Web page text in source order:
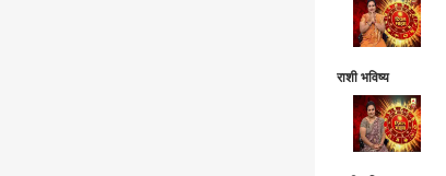
राशी भविष्य